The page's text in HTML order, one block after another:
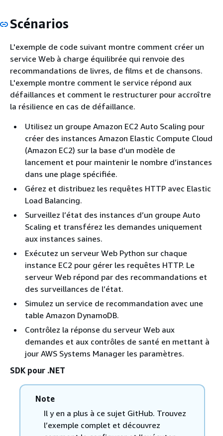
Scénarios
L'exemple de code suivant montre comment créer un
service Web à charge équilibrée qui renvoie des
recommandations de livres, de films et de chansons.
L'exemple montre comment le service répond aux
défaillances et comment le restructurer pour accroître
la résilience en cas de défaillance.
Utilisez un groupe Amazon EC2 Auto Scaling pour
créer des instances Amazon Elastic Compute Cloud
(Amazon EC2) sur la base d’un modèle de
lancement et pour maintenir le nombre d’instances
dans une plage spécifiée.
Gérez et distribuez les requêtes HTTP avec Elastic
Load Balancing.
Surveillez l’état des instances d’un groupe Auto
Scaling et transférez les demandes uniquement
aux instances saines.
Exécutez un serveur Web Python sur chaque
instance EC2 pour gérer les requêtes HTTP. Le
serveur Web répond par des recommandations et
des surveillances de l’état.
Simulez un service de recommandation avec une
table Amazon DynamoDB.
Contrôlez la réponse du serveur Web aux
demandes et aux contrôles de santé en mettant à
jour AWS Systems Manager les paramètres.
SDK pour .NET
Note
Il y en a plus à ce sujet GitHub. Trouvez
l’exemple complet et découvrez